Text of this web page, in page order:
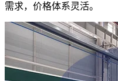
需求，价格体系灵活。